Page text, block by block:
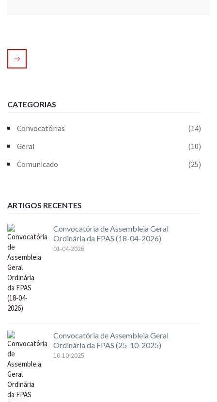
CATEGORIAS
Convocatórias
(14)
Geral
(10)
Comunicado
(25)
ARTIGOS RECENTES
Convocatória de Assembleia Geral
Ordinária da FPAS (18-04-2026)
01-04-2026
Convocatória de Assembleia Geral
Ordinária da FPAS (25-10-2025)
10-10-2025